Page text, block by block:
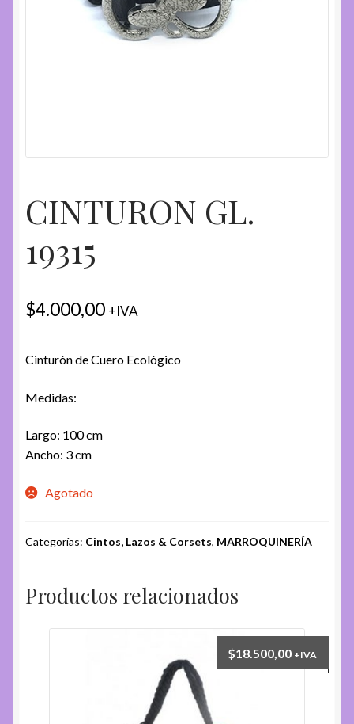
CINTURON GL.
19315
$4.000,00 +IVA
Cinturón de Cuero Ecológico
Medidas:
Largo: 100 cm
Ancho: 3 cm
Agotado
Categorías: Cintos, Lazos & Corsets, MARROQUINERÍA
Productos relacionados
$18.500,00 +IVA